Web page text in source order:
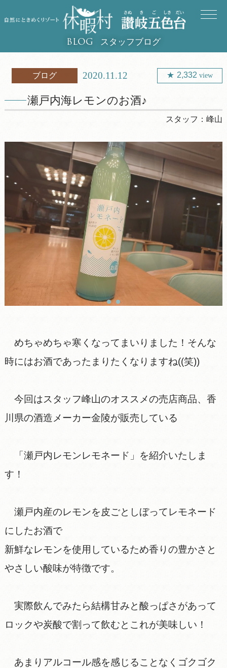
BLOG スタッフブログ
ブログ 2020.11.12 2,332view
瀬戸内海レモンのお酒♪
スタッフ：峰山
めちゃめちゃ寒くなってまいりました！そんな
時にはお酒であったまりたくなりますね((笑))
今回はスタッフ峰山のオススメの売店商品、香
川県の酒造メーカー金陵が販売している
「瀬戸内レモンレモネード」を紹介いたしま
す！
瀬戸内産のレモンを皮ごとしぼってレモネード
にしたお酒で
新鮮なレモンを使用しているため香りの豊かさと
やさしい酸味が特徴です。
実際飲んでみたら結構甘みと酸っぱさがあって
ロックや炭酸で割って飲むとこれが美味しい！
あまりアルコール感を感じることなくゴクゴク